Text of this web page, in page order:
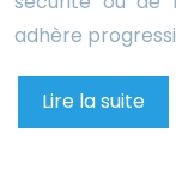
adhère
Lire la suite